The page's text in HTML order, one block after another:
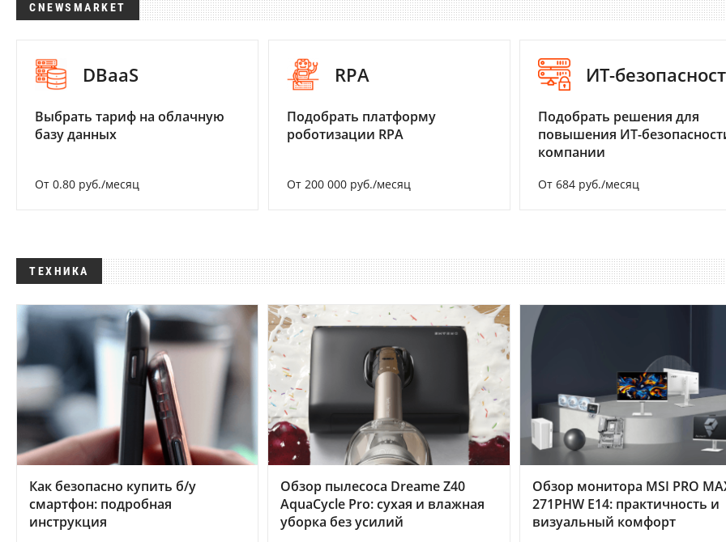
CNEWSMARKET
DBaaS
Выбрать тариф на облачную
базу данных
От 0.80 руб./месяц
RPA
Подобрать платформу
роботизации RPA
От 200 000 руб./месяц
ИТ-
Подобрать решения для
повышения ИТ-
компании
От 684 руб./месяц
ТЕХНИКА
Как безопасно купить б/у
смартфон: подробная
инструкция
Обзор пылесоса Dreame Z40
AquaCycle Pro: сухая и влажная
уборка без усилий
Обзор монитора MSI PRO
271PHW E14: практичность и
визуальный комфорт